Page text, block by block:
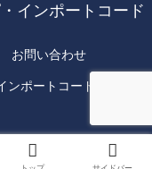
インポートコード
お問い合わせ
ポートコード紹介サイ